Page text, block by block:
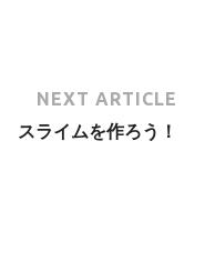
NEXT ARTICLE
スライムを作ろう！